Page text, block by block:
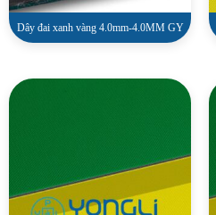
Dây đai xanh vàng 4.0mm-4.0MM GY